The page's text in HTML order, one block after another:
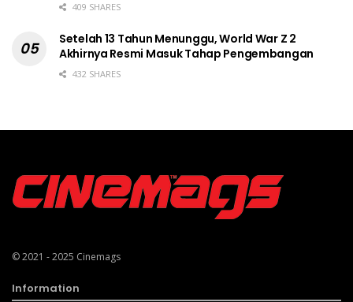
409 SHARES
Setelah 13 Tahun Menunggu, World War Z 2
Akhirnya Resmi Masuk Tahap Pengembangan
432 SHARES
© 2021 - 2025 Cinemags
Information